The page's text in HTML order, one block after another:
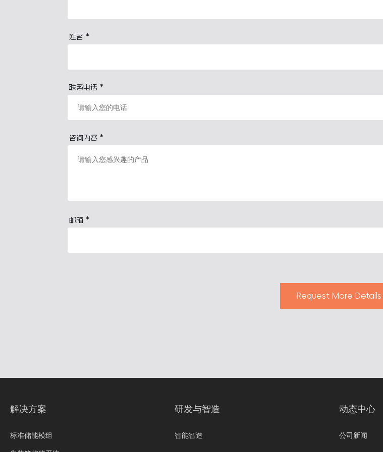
姓名*
联系电话*
咨询内容*
邮箱*
Request More Details
解决方案
标准储能模组
研发与智造
智能智造
动态中心
公司新闻